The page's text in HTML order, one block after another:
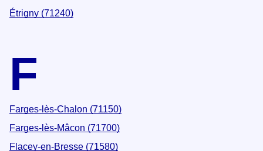
Étrigny (71240)
F
Farges-lès-Chalon (71150)
Farges-lès-Mâcon (71700)
Flacey-en-Bresse (71580)